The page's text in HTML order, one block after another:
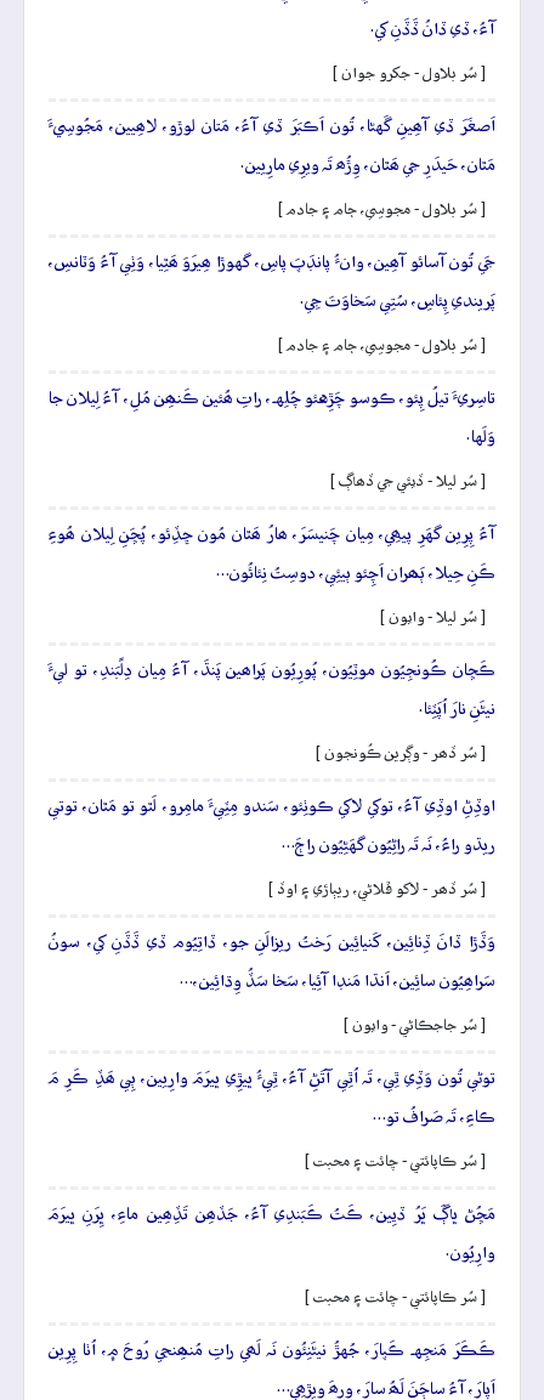
آءُ، ڏي ڏانُ ڏَڏَنِ کي.
[ سُر بلاول - جکرو جوان ]
اَصغَرَ ڏي آھِينِ گَهڻا، تُون اَڪبَرَ ڏي آءُ، مَتان لوڙو، لاھِيين، مَجُوسِيءَ
مَٿان، حَيدَرِ جي ھَٿان، وِڙُھ تَہ ويرِي مارِيين.
[ سُر بلاول - مجوسِي، ڄام ۽ جادم ]
جَي تُون آسائو آھِين، وانءُ پانڊَپَ پاسِ، گهوڙا ھِيرَوَ ھَٿِيا، وَٺِي آءُ وَٽانسِ،
پَريندي پِئاسِ، سُتِي سَخاوَتَ جِي.
[ سُر بلاول - مجوسِي، ڄام ۽ جادم ]
تاسِريءَ تيلُ پِئو، ڪوسو چَڙِهئو چُلِهہ، راتِ ھُئين ڪَنھِن مُلِ، آءُ لِيلان جا
وَلَها.
[ سُر ليلا - ڏيئي جي ڏھاڳ ]
آءُ پِرِين گهَرِ پيھِي، مِيان چَنيسَرَ، ھارُ ھَٿان مُون ڇڏِئو، پُڇَنِ لِيلان ھُوءِ
ڪَنِ حِيلا، ٻَھران اَچِئو ٻيئِي، دوسِتُ نِئائُون…
[ سُر ليلا - وايون ]
ڪَڇان ڪُونجِيُون موٽِيُون، پُورِيُون پَراھين پَنڌَ، آءُ مِيان دِلِِبَندِ، تو ليءَ
نيڻَنِ نارَ اُپَٽِئا.
[ سُر ڏھر - وڳرين ڪُونجون ]
اوڏِڻِ اوڏِي آءُ، توکي لاکي ڪوٺِئو، سَندو مِٽِيءَ مامِرو، لَٿو تو مَٿان، توتي
ريڌو راءُ، نَہ تَہ راڻِيُون گهَڻِيُون راڄَ…
[ سُر ڏھر - لاکو ڦلاڻي، ريٻاڙي ۽ اوڏ ]
وَڏَڙا ڏانَ ڏِنائِين، کَنيائِين رَختُ ريزالَنِ جو، ڏاتِيُوم ڏي ڏَڏَنِ کي، سونُ
سَراھِيُون سائِين، اَنڌا مَنڊا آئِيا، سَخا سَڏُ وِڌائِين،…
[ سُر جاجڪاڻي - وايون ]
توڻي تُون وَڏِي ٿِي، تَہ اُٿِي آتَڻِ آءُ، ٿِيءُ ڀيڙِي ڀيرَمَ وارِيين، ٻِي ھَڏِ ڪَرِ مَ
ڪاءِ، تَہ صَرافُ تو…
[ سُر ڪاپائتي - چائت ۽ محبت ]
مَڇُڻ ڀاڳَ ڀَرُ ڏيِين، ڪَتُ ڪَبَندِي آءُ، جَڏھِن تَڏِھِين ماءِ، ڀِرَنِ ڀيرَمَ
وارِيُون.
[ سُر ڪاپائتي - چائت ۽ محبت ]
ڪَڪَرَ مَنجِهہ ڪَپارَ، جُهڙُ نيڻَنِئُون نَہ لَھي راتِ مُنھِنجي رُوحَ ۾، اُٺا پِرِين
اَپارَ، آءُ ساڄَنَ لَھُ سارَ، وِرِھَ ويڙِھِي…